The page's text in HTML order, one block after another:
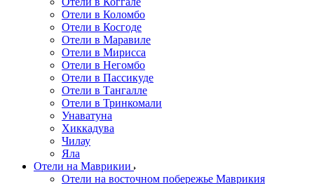
Отели в Коломбо
Отели в Косгоде
Отели в Маравиле
Отели в Мирисса
Отели в Негомбо
Отели в Пассикуде
Отели в Тангалле
Отели в Тринкомали
Унаватуна
Хиккадува
Чилау
Яла
Отели на Маврикии
Отели на восточном побережье Маврикия